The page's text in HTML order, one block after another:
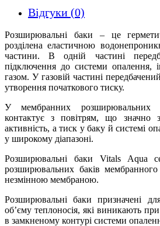
Відгуки (0)
Розширювальні баки – це
розділена еластичною
частини. В одній частині
підключення до системи опалення,
газом. У газовій частині
утворення початкового тиску.
У мембранних розширювальних
контактує з повітрям, що значно
активність, а тиск у баку й системі
у широкому діапазоні.
Розширювальні баки Vitals Aqua
розширювальних баків
незмінною мембраною.
Розширювальні баки призначені
об’єму теплоносія, які виникають
в замкненому контурі системи